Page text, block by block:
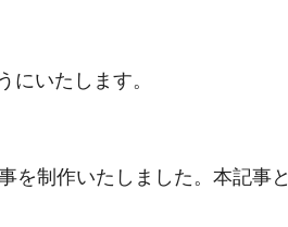
にいたします。
を制作いたしました。本記事と